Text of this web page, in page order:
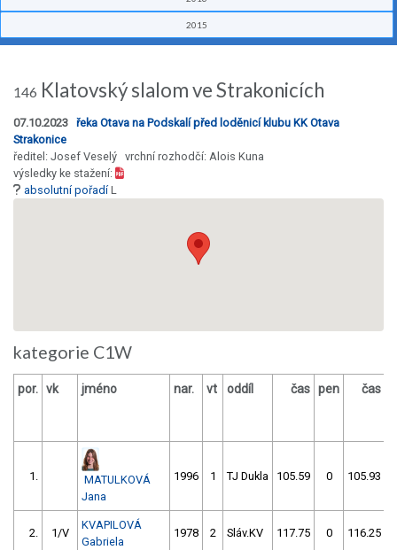
2015
146 Klatovský slalom ve Strakonicích
07.10.2023 řeka Otava na Podskalí před loděnicí klubu KK Otava
Strakonice
ředitel: Josef Veselý vrchní rozhodčí: Alois Kuna
výsledky ke stažení:
absolutní pořadíL
kategorie C1W
por. vk jméno nar. vt oddíl čas pen čas
1.
MATULKOVÁ
Jana
1996 1 TJ Dukla 105.59 0 105.93
2. 1/V
KVAPILOVÁ
Gabriela
1978 2 Sláv.KV 117.75 0 116.25